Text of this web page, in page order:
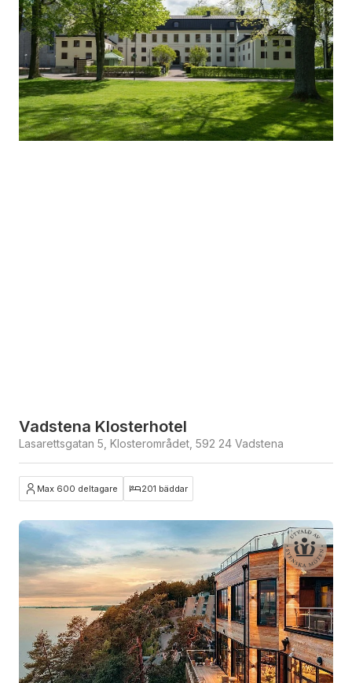
Vadstena Klosterhotel
Lasarettsgatan 5, Klosterområdet, 592 24 Vadstena
Max 600 deltagare 201 bäddar